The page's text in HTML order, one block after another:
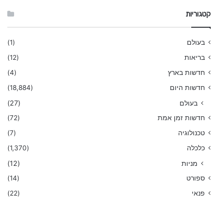
קטגוריות
בעולם
(1)
בריאות
(12)
חדשות בארץ
(4)
חדשות היום
(18,884)
בעולם (27)
חדשות זמן אמת
(72)
טכנולוגיה
(7)
כלכלה
(1,370)
מניות (12)
ספורט
(14)
פנאי
(22)